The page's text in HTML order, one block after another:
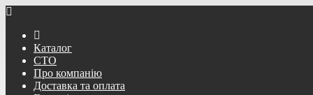
Каталог
СТО
Про компанію
Доставка та оплата